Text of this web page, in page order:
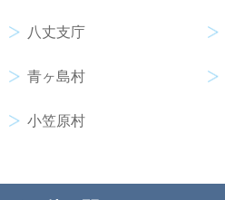
八丈支庁
青ヶ島村
小笠原村